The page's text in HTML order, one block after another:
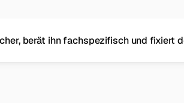
berät ihn fachspezifisch und fixiert